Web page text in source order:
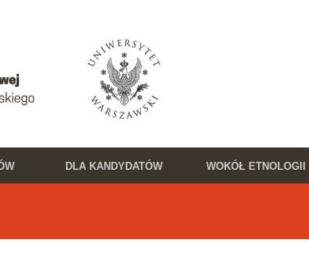
DLA KANDYDATÓW WOKÓŁ ETNOLOGII